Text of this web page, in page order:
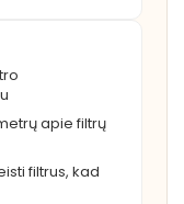
apie filtrų
filtrus, kad